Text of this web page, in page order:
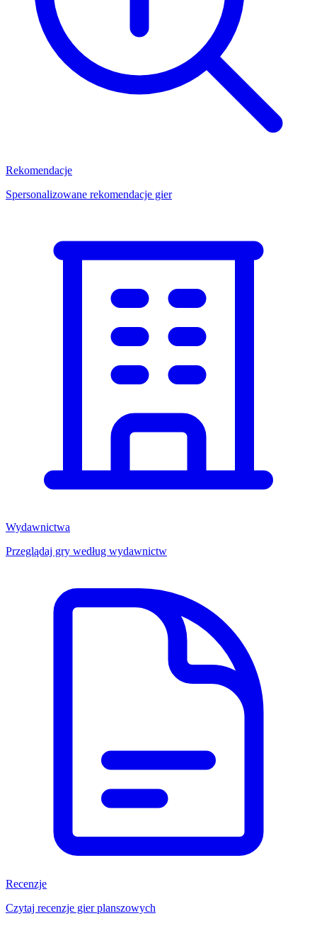
Rekomendacje
Spersonalizowane rekomendacje gier
Wydawnictwa
Przeglądaj gry według wydawnictw
Recenzje
Czytaj recenzje gier planszowych